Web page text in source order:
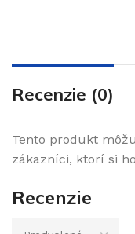
Recenzie (0)
Recenzie
Tento produkt
zákazníci, ktorí si